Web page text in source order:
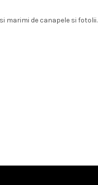
marimi de canapele si fotolii.